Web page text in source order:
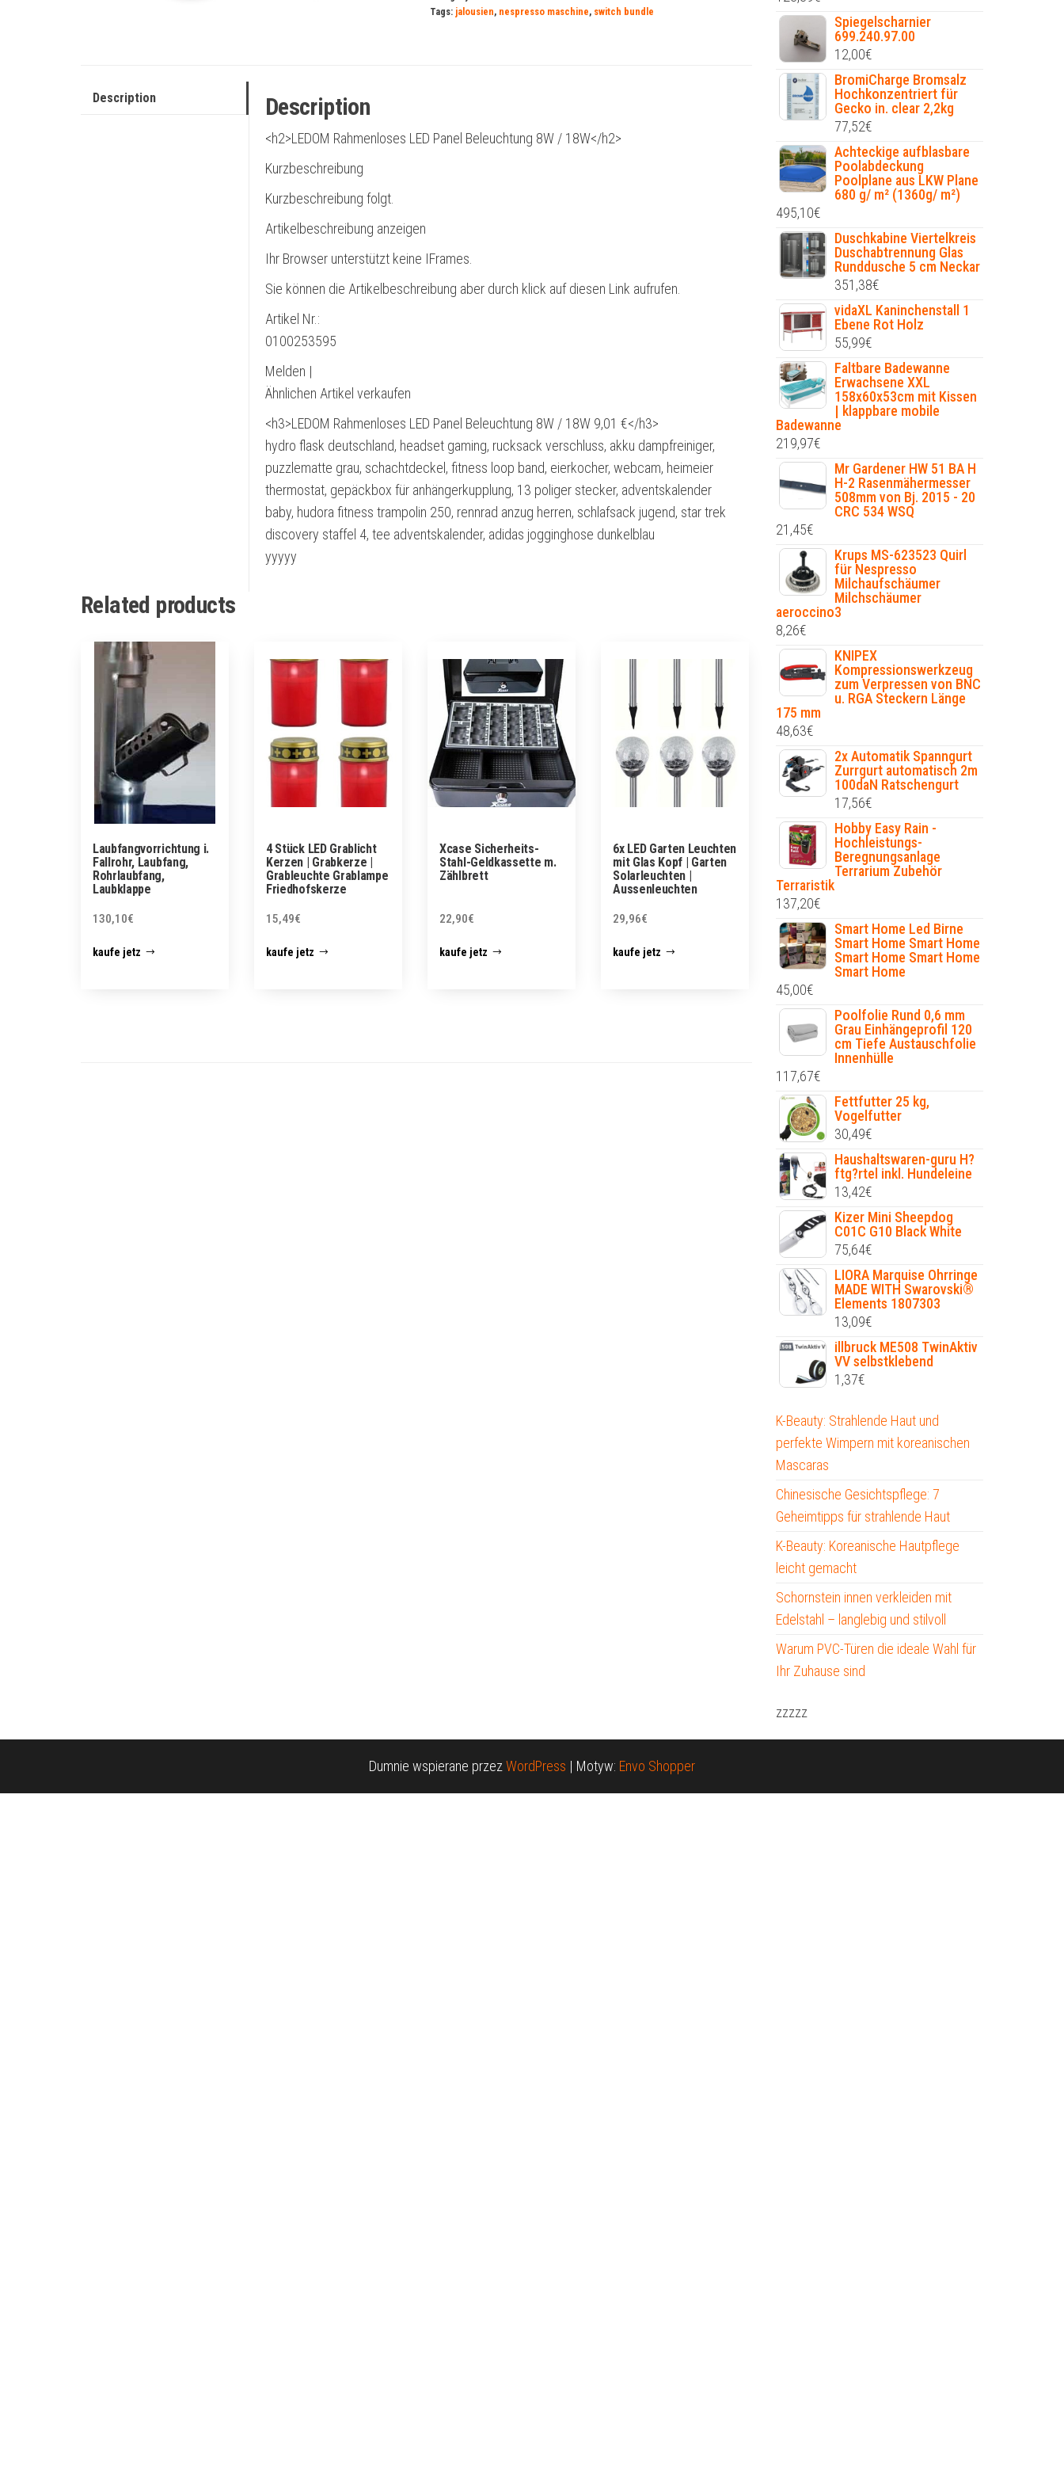
Tags: jalousien, nespresso maschine, switch bundle
Description Description
<h2>LEDOM Rahmenloses LED Panel Beleuchtung 8W / 18W</h2>
Kurzbeschreibung
Kurzbeschreibung folgt.
Artikelbeschreibung anzeigen
Ihr Browser unterstützt keine IFrames.
Sie können die Artikelbeschreibung aber durch klick auf diesen Link aufrufen.
Artikel Nr.:
0100253595
Melden |
Ähnlichen Artikel verkaufen
<h3>LEDOM Rahmenloses LED Panel Beleuchtung 8W / 18W 9,01 €</h3>
hydro flask deutschland, headset gaming, rucksack verschluss, akku dampfreiniger,
puzzlematte grau, schachtdeckel, fitness loop band, eierkocher, webcam, heimeier
thermostat, gepäckbox für anhängerkupplung, 13 poliger stecker, adventskalender
baby, hudora fitness trampolin 250, rennrad anzug herren, schlafsack jugend, star trek
discovery staffel 4, tee adventskalender, adidas jogginghose dunkelblau
yyyyy
Related products
Laubfangvorrichtung i.
Fallrohr, Laubfang,
Rohrlaubfang,
Laubklappe
130,10€
kaufe jetz
4 Stück LED Grablicht
Kerzen | Grabkerze |
Grableuchte Grablampe
Friedhofskerze
15,49€
kaufe jetz
Xcase Sicherheits-
Stahl-Geldkassette m.
Zählbrett
22,90€
kaufe jetz
6x LED Garten Leuchten
mit Glas Kopf | Garten
Solarleuchten |
Aussenleuchten
29,96€
kaufe jetz
Spiegelscharnier
699.240.97.00
12,00€
BromiCharge Bromsalz
Hochkonzentriert für
Gecko in. clear 2,2kg
77,52€
Achteckige aufblasbare
Poolabdeckung
Poolplane aus LKW Plane
680 g/ m² (1360g/ m²)
495,10€
Duschkabine Viertelkreis
Duschabtrennung Glas
Runddusche 5 cm Neckar
351,38€
vidaXL Kaninchenstall 1
Ebene Rot Holz
55,99€
Faltbare Badewanne
Erwachsene XXL
158x60x53cm mit Kissen
| klappbare mobile
Badewanne
219,97€
Mr Gardener HW 51 BA H
H-2 Rasenmähermesser
508mm von Bj. 2015 - 20
CRC 534 WSQ
21,45€
Krups MS-623523 Quirl
für Nespresso
Milchaufschäumer
Milchschäumer
aeroccino3
8,26€
KNIPEX
Kompressionswerkzeug
zum Verpressen von BNC
u. RGA Steckern Länge
175 mm
48,63€
2x Automatik Spanngurt
Zurrgurt automatisch 2m
100daN Ratschengurt
17,56€
Hobby Easy Rain -
Hochleistungs-
Beregnungsanlage
Terrarium Zubehör
Terraristik
137,20€
Smart Home Led Birne
Smart Home Smart Home
Smart Home Smart Home
Smart Home
45,00€
Poolfolie Rund 0,6 mm
Grau Einhängeprofil 120
cm Tiefe Austauschfolie
Innenhülle
117,67€
Fettfutter 25 kg,
Vogelfutter
30,49€
Haushaltswaren-guru H?
ftg?rtel inkl. Hundeleine
13,42€
Kizer Mini Sheepdog
C01C G10 Black White
75,64€
LIORA Marquise Ohrringe
MADE WITH Swarovski®
Elements 1807303
13,09€
illbruck ME508 TwinAktiv
VV selbstklebend
1,37€
K-Beauty: Strahlende Haut und
perfekte Wimpern mit koreanischen
Mascaras
Chinesische Gesichtspflege: 7
Geheimtipps für strahlende Haut
K-Beauty: Koreanische Hautpflege
leicht gemacht
Schornstein innen verkleiden mit
Edelstahl – langlebig und stilvoll
Warum PVC-Türen die ideale Wahl für
Ihr Zuhause sind
zzzzz
Dumnie wspierane przez WordPress | Motyw: Envo Shopper